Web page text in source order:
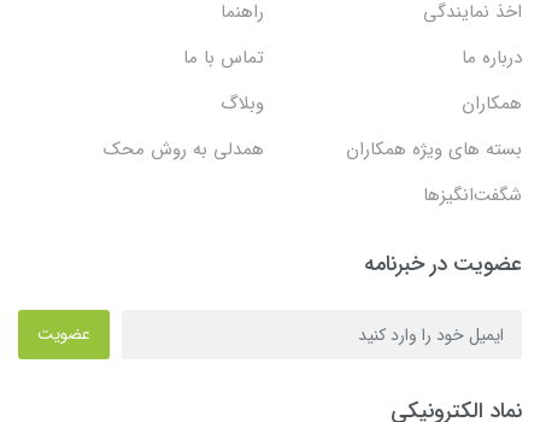
اخذ نمایندگی
راهنما
درباره ما
تماس با ما
همکاران
وبلاگ
بسته های ویژه همکاران
همدلی به روش محک
شگفت‌انگیزها
عضویت در خبرنامه
عضویت
نماد الکترونیکی